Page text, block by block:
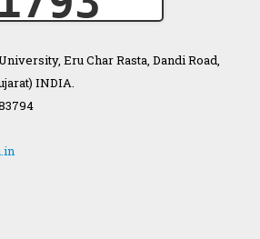
Eru Char Rasta, Dandi Road,
INDIA.